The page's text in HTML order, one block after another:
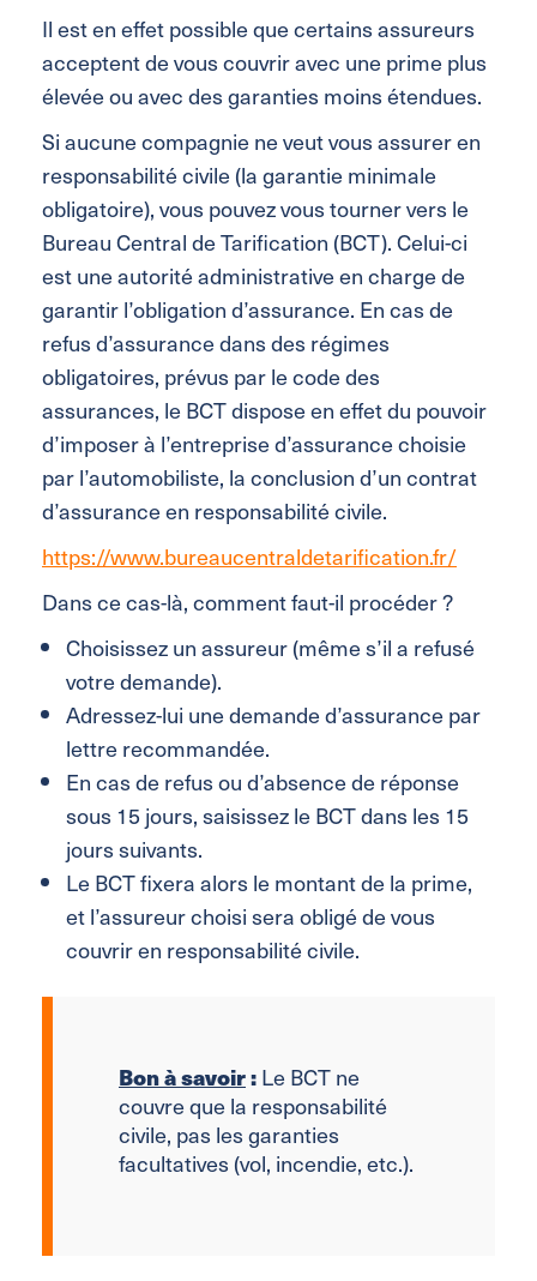
Il est en effet possible que certains assureurs
acceptent de vous couvrir avec une prime plus
élevée ou avec des garanties moins étendues.
Si aucune compagnie ne veut vous assurer en
responsabilité civile (la garantie minimale
obligatoire), vous pouvez vous tourner vers le
Bureau Central de Tarification (BCT). Celui-ci
est une autorité administrative en charge de
garantir l’obligation d’assurance. En cas de
refus d’assurance dans des régimes
obligatoires, prévus par le code des
assurances, le BCT dispose en effet du pouvoir
d’imposer à l’entreprise d’assurance choisie
par l’automobiliste, la conclusion d’un contrat
d’assurance en responsabilité civile.
https://www.bureaucentraldetarification.fr/
Dans ce cas-là, comment faut-il procéder ?
Choisissez un assureur (même s’il a refusé
votre demande).
Adressez-lui une demande d’assurance par
lettre recommandée.
En cas de refus ou d’absence de réponse
sous 15 jours, saisissez le BCT dans les 15
jours suivants.
Le BCT fixera alors le montant de la prime,
et l’assureur choisi sera obligé de vous
couvrir en responsabilité civile.
Bon à savoir:Le BCT ne
couvre que la responsabilité
civile, pas les garanties
facultatives (vol, incendie, etc.).